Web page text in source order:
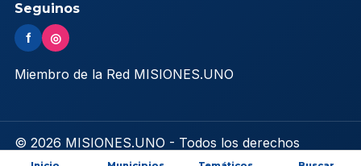
Seguinos
f ◎
Miembro de la Red MISIONES.UNO
© 2026 MISIONES.UNO - Todos los derechos
reservados